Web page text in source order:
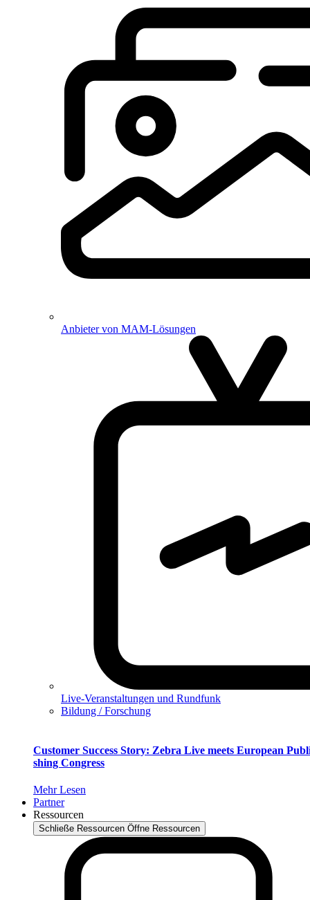
Anbieter von MAM-Lösungen
Live-Veranstaltungen und Rundfunk
Bildung / Forschung
Customer Success Story: Zebra Live meets European
shing Congress
Mehr Lesen
Partner
Ressourcen
Schließe Ressourcen Öffne Ressourcen